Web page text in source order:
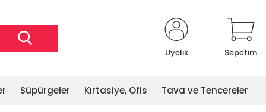
Üyelik Sepetim
Süpürgeler Kırtasiye, Ofis Tava ve Tencereler